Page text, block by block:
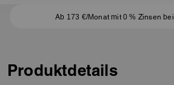
Ab 173 €/Monat mit 0 % Zinsen bei
Produktdetails